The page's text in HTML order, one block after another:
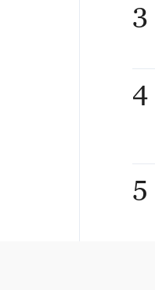
3
4
5